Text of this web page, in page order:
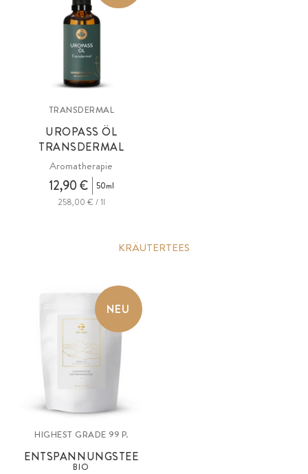
TRANSDERMAL
UROPASS ÖL
TRANSDERMAL
Aromatherapie
12,90 €
50ml
258,00 € / 1l
KRÄUTERTEES
NEU
HIGHEST GRADE 99 P.
ENTSPANNUNGSTEE
BIO